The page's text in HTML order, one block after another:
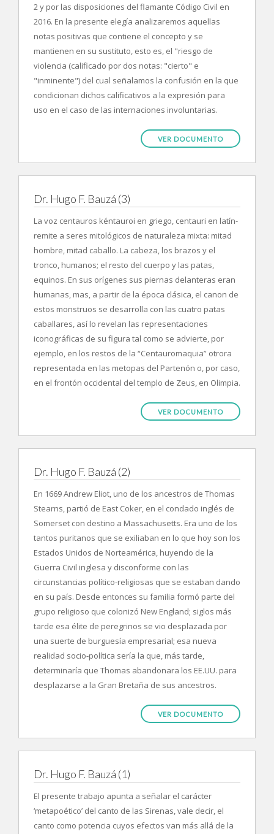
2 y por las disposiciones del flamante Código Civil en
2016. En la presente elegía analizaremos aquellas
notas positivas que contiene el concepto y se
mantienen en su sustituto, esto es, el "riesgo de
violencia (calificado por dos notas: "cierto" e
"inminente") del cual señalamos la confusión en la que
condicionan dichos calificativos a la expresión para
uso en el caso de las internaciones involuntarias.
VER DOCUMENTO
Dr. Hugo F. Bauzá (3)
La voz centauros kéntauroi en griego, centauri en latín-
remite a seres mitológicos de naturaleza mixta: mitad
hombre, mitad caballo. La cabeza, los brazos y el
tronco, humanos; el resto del cuerpo y las patas,
equinos. En sus orígenes sus piernas delanteras eran
humanas, mas, a partir de la época clásica, el canon de
estos monstruos se desarrolla con las cuatro patas
caballares, así lo revelan las representaciones
iconográficas de su figura tal como se advierte, por
ejemplo, en los restos de la “Centauromaquia” otrora
representada en las metopas del Partenón o, por caso,
en el frontón occidental del templo de Zeus, en Olimpia.
VER DOCUMENTO
Dr. Hugo F. Bauzá (2)
En 1669 Andrew Eliot, uno de los ancestros de Thomas
Stearns, partió de East Coker, en el condado inglés de
Somerset con destino a Massachusetts. Era uno de los
tantos puritanos que se exiliaban en lo que hoy son los
Estados Unidos de Norteamérica, huyendo de la
Guerra Civil inglesa y disconforme con las
circunstancias político-religiosas que se estaban dando
en su país. Desde entonces su familia formó parte del
grupo religioso que colonizó New England; siglos más
tarde esa élite de peregrinos se vio desplazada por
una suerte de burguesía empresarial; esa nueva
realidad socio-política sería la que, más tarde,
determinaría que Thomas abandonara los EE.UU. para
desplazarse a la Gran Bretaña de sus ancestros.
VER DOCUMENTO
Dr. Hugo F. Bauzá (1)
El presente trabajo apunta a señalar el carácter
‘metapoético’ del canto de las Sirenas, vale decir, el
canto como potencia cuyos efectos van más allá de la